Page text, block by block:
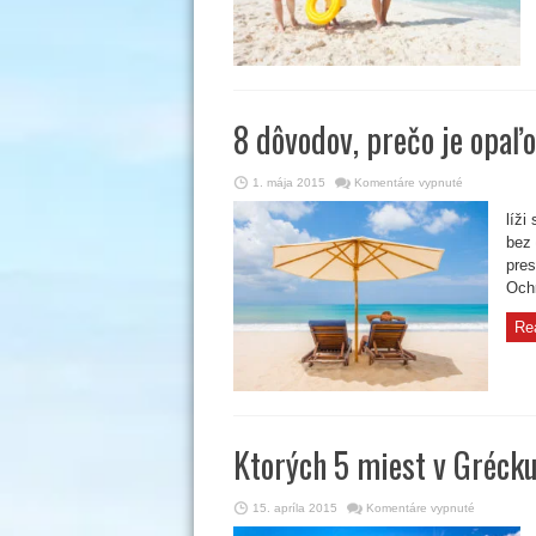
8 dôvodov, prečo je
1. mája 2015 Komentáre vypnuténa
prečo
opaľovací
krém
na
dovolenke
líži
Ktorých 5 miest v
15. apríla 2015 Komentáre vypnuténa
5